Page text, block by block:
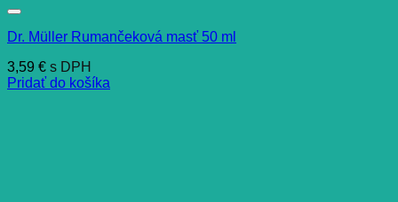
Dr. Müller Rumančeková masť 50 ml
3,59 € s DPH
Pridať do košíka